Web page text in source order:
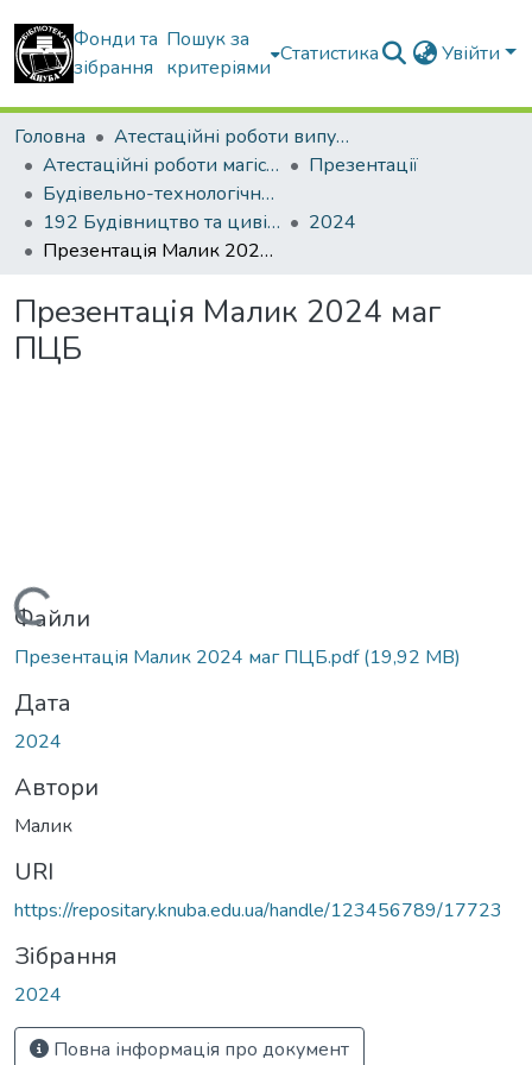
Фонди та
зібрання
Пошук за
критеріями
Статистика Увійти
Головна
Атестаційні роботи випускників
Атестаційні роботи магістрів
Презентації
Будівельно-технологічний факультет
192 Будівництво та цивільна інженерія. Технології будівельних конструкцій, виробів і матеріалів
2024
Презентація Малик 2024 маг ПЦБ
Презентація Малик 2024 маг
ПЦБ
Вантажиться...
Файли
Презентація Малик 2024 маг ПЦБ.pdf(19,92 MB)
Дата
2024
Автори
Малик
URI
https://repositary.knuba.edu.ua/handle/123456789/17723
Зібрання
2024
Повна інформація про документ